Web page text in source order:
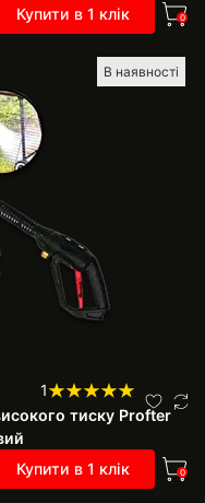
Купити в 1 клік 0
В наявності
1
тиску Profter
Купити в 1 клік 0